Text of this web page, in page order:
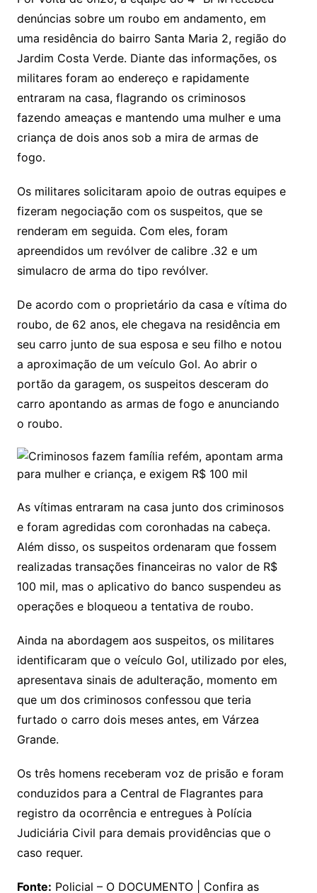
denúncias sobre um roubo em andamento, em
uma residência do bairro Santa Maria 2, região do
Jardim Costa Verde. Diante das informações, os
militares foram ao endereço e rapidamente
entraram na casa, flagrando os criminosos
fazendo ameaças e mantendo uma mulher e uma
criança de dois anos sob a mira de armas de
fogo.
Os militares solicitaram apoio de outras equipes e
fizeram negociação com os suspeitos, que se
renderam em seguida. Com eles, foram
apreendidos um revólver de calibre .32 e um
simulacro de arma do tipo revólver.
De acordo com o proprietário da casa e vítima do
roubo, de 62 anos, ele chegava na residência em
seu carro junto de sua esposa e seu filho e notou
a aproximação de um veículo Gol. Ao abrir o
portão da garagem, os suspeitos desceram do
carro apontando as armas de fogo e anunciando
o roubo.
As vítimas entraram na casa junto dos criminosos
e foram agredidas com coronhadas na cabeça.
Além disso, os suspeitos ordenaram que fossem
realizadas transações financeiras no valor de R$
100 mil, mas o aplicativo do banco suspendeu as
operações e bloqueou a tentativa de roubo.
Ainda na abordagem aos suspeitos, os militares
identificaram que o veículo Gol, utilizado por eles,
apresentava sinais de adulteração, momento em
que um dos criminosos confessou que teria
furtado o carro dois meses antes, em Várzea
Grande.
Os três homens receberam voz de prisão e foram
conduzidos para a Central de Flagrantes para
registro da ocorrência e entregues à Polícia
Judiciária Civil para demais providências que o
caso requer.
Fonte: Policial – O DOCUMENTO | Confira as